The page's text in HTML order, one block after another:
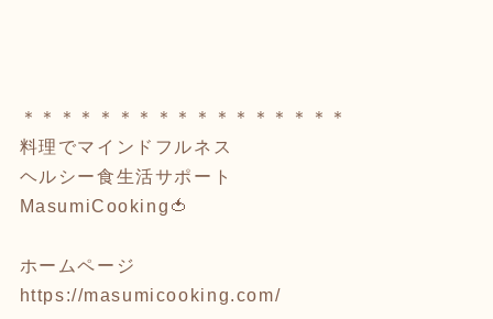
＊＊＊＊＊＊＊＊＊＊＊＊＊＊＊＊＊
料理でマインドフルネス
ヘルシー食生活サポート
MasumiCooking🍅
ホームページ
https://masumicooking.com/